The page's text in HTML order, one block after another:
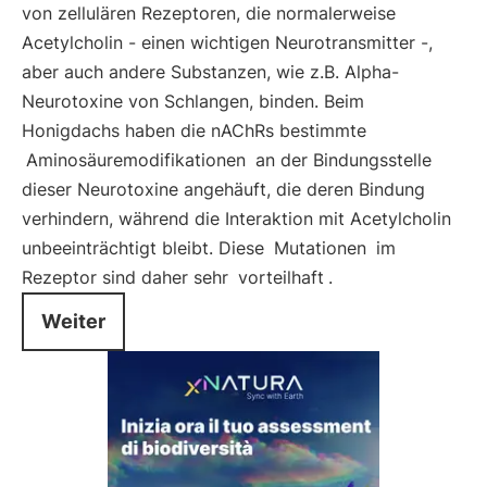
von zellulären Rezeptoren, die normalerweise
Acetylcholin - einen wichtigen Neurotransmitter -,
aber auch andere Substanzen, wie z.B. Alpha-
Neurotoxine von Schlangen, binden. Beim
Honigdachs haben die nAChRs bestimmte
Aminosäuremodifikationen an der Bindungsstelle
dieser Neurotoxine angehäuft, die deren Bindung
verhindern, während die Interaktion mit Acetylcholin
unbeeinträchtigt bleibt. Diese Mutationen im
Rezeptor sind daher sehr vorteilhaft .
Weiter